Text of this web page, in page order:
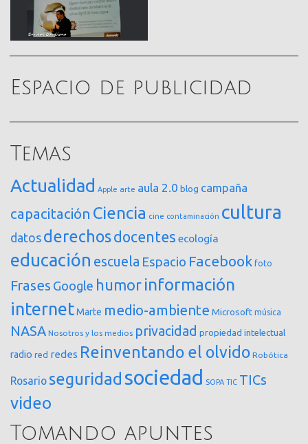
Espacio de publicidad
Temas
Actualidad Apple arte aula 2.0 blog campaña
capacitación Ciencia cine contaminación cultura
datos derechosdocentes ecología
educación escuela Espacio Facebook foto
Frases Google humor información
internetMarte medio-ambiente Microsoft música
NASA Nosotros y los medios privacidad propiedad intelectual
radio red redes Reinventando el olvido Robótica
Rosario seguridad sociedad SOPA TIC TICs
video
Tomando apuntes